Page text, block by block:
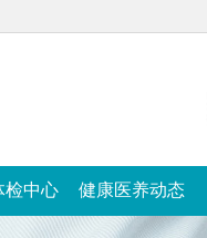
检中心 健康医养动态